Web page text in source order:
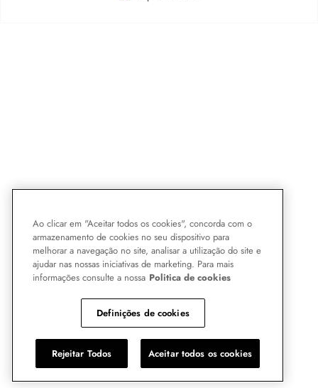
Ao clicar em "Aceitar todos os cookies", concorda com o
armazenamento de cookies no seu dispositivo para
melhorar a navegação no site, analisar a utilização do site e
ajudar nas nossas iniciativas de marketing. Para mais
informações consulte a nossa Politica de cookies
Definições de cookies
Rejeitar Todos Aceitar todos os cookies